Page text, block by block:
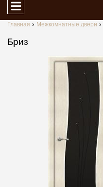
Главная Межкомнатные двери
Бриз